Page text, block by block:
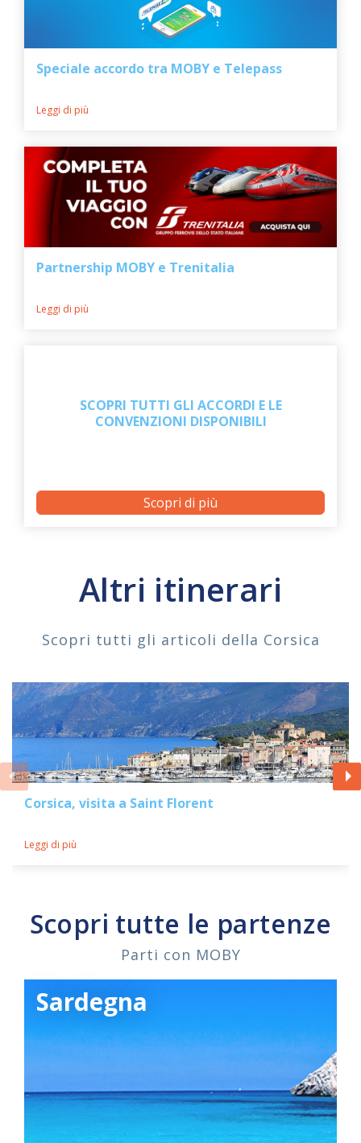
Speciale accordo tra MOBY e Telepass
Leggi di più
Partnership MOBY e Trenitalia
Leggi di più
SCOPRI TUTTI GLI ACCORDI E LE
CONVENZIONI DISPONIBILI
Scopri di più
Altri itinerari
Scopri tutti gli articoli della Corsica
Corsica, visita a Saint Florent
Leggi di più
Scopri tutte le partenze
Parti con MOBY
Sardegna